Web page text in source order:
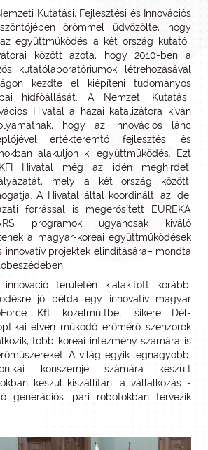
Kutatási, Fejlesztési és Innovációs
örömmel üdvözölte, hogy
együttműködés a két ország kutatói,
között azóta, hogy 2010-ben a
kutatólaboratóriumok létrehozásával
kezdte el kiépíteni tudományos
hídfőállását. A Nemzeti Kutatási,
Hivatal a hazai katalizátora kíván
hogy az innovációs lánc
értékteremtő fejlesztési és
alakuljon ki együttműködés. Ezt
Hivatal még az idén meghirdeti
mely a két ország közötti
A Hivatal által koordinált, az idei
forrással is megerősített EUREKA
programok ugyancsak kiváló
a magyar-koreai együttműködések
innovatív projektek elindítására– mondta
területén kialakított korábbi
jó példa egy innovatív magyar
Kft. közelmúltbeli sikere Dél-
elven működő erőmérő szenzorok
több koreai intézmény számára is
A világ egyik legnagyobb,
konszernje számára készült
készül kiszállítani a vállalkozás -
generációs ipari robotokban tervezik